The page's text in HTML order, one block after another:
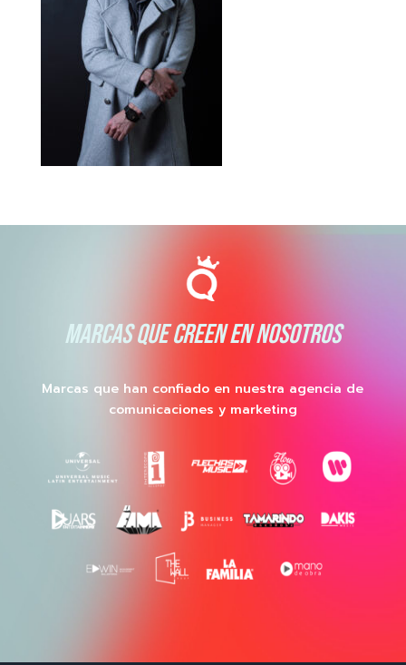
MARCAS QUE CREEN EN NOSOTROS
Marcas que han confiado en nuestra agencia de
comunicaciones y marketing